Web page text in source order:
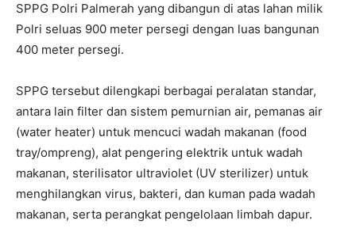
SPPG Polri Palmerah yang dibangun di atas lahan milik
Polri seluas 900 meter persegi dengan luas bangunan
400 meter persegi.
SPPG tersebut dilengkapi berbagai peralatan standar,
antara lain filter dan sistem pemurnian air, pemanas air
(water heater) untuk mencuci wadah makanan (food
tray/ompreng), alat pengering elektrik untuk wadah
makanan, sterilisator ultraviolet (UV sterilizer) untuk
menghilangkan virus, bakteri, dan kuman pada wadah
makanan, serta perangkat pengelolaan limbah dapur.